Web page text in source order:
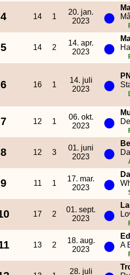
4 14 1
20. jan.
2023
●
5 14 2
14. apr.
2023
●
6 16 1
14. juli
2023
●
7 12 1
06. okt.
2023
●
8 12 3
01. juni
2023
●
9 11 1
17. mar.
2023
●
17 2
01. sept.
2023
●
13 2
18. aug.
2023
●
A
28. juli